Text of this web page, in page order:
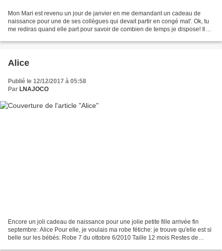
Mon Mari est revenu un jour de janvier en me demandant un cadeau de
naissance pour une de ses collègues qui devait partir en congé mat'. Ok, tu
me rediras quand elle part pour savoir de combien de temps je dispose! Il
Alice
Publié le 12/12/2017 à 05:58
Par LNAJOCO
Encore un joli cadeau de naissance pour une jolie petite fille arrivée fin
septembre: Alice Pour elle, je voulais ma robe fétiche: je trouve qu'elle est si
belle sur les bébés: Robe 7 du ottobre 6/2010 Taille 12 mois Restes de